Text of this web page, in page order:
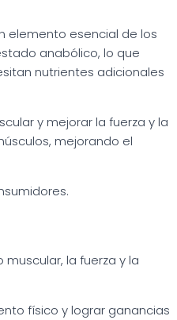
elemento esencial de los
anabólico, lo que
nutrientes adicionales
y mejorar la fuerza y la
mejorando el
la fuerza y la
físico y lograr ganancias